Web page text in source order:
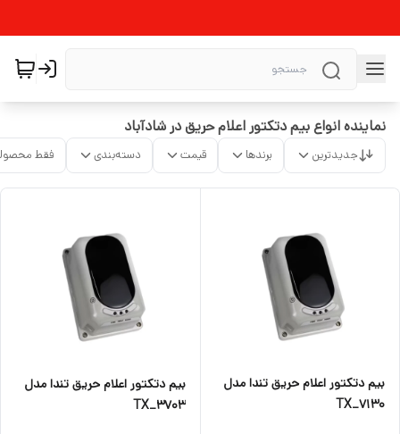
نماینده انواع بیم دتکتور اعلام حریق در شادآباد
جدیدترین برندها قیمت دسته‌بندی فقط
بیم دتکتور اعلام حریق تندا مدل
TX_7130
بیم دتکتور اعلام حریق تندا مدل
TX_3703